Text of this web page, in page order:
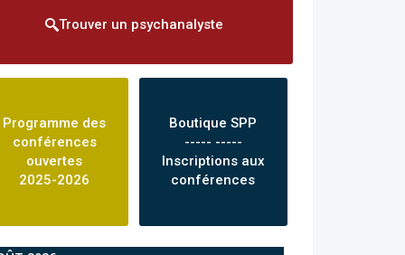
Trouver un psychanalyste
Programme des
conférences
ouvertes
2025-2026
Boutique SPP
----- -----
Inscriptions aux
conférences